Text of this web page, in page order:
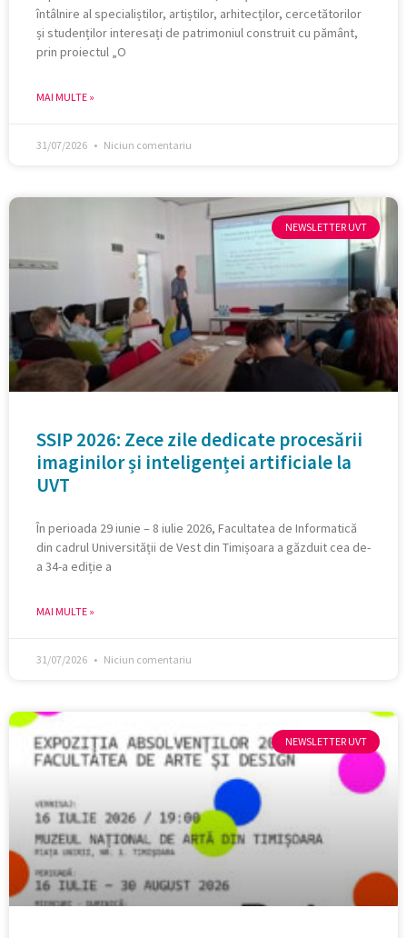
întâlnire al specialiștilor, artiștilor, arhitecților, cercetătorilor
și studenților interesați de patrimoniul construit cu pământ,
prin proiectul „O
MAI MULTE »
31/07/2026 Niciun comentariu
NEWSLETTER UVT
SSIP 2026: Zece zile dedicate procesării
imaginilor și inteligenței artificiale la
UVT
În perioada 29 iunie – 8 iulie 2026, Facultatea de Informatică
din cadrul Universității de Vest din Timișoara a găzduit cea de-
a 34-a ediție a
MAI MULTE »
31/07/2026 Niciun comentariu
NEWSLETTER UVT